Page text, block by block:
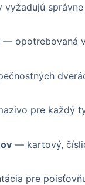
— opotrebovaná
pre každý
— kartový,
pre